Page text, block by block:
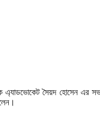
এ্যাডভোকেট সৈয়দ হোসেন এর